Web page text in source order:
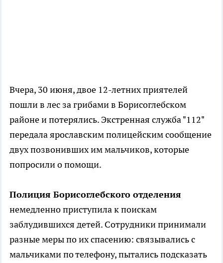
Вчера, 30 июня, двое 12-летних приятелей
пошли в лес за грибами в Борисоглебском
районе и потерялись. Экстренная служба "112"
передала ярославским полицейским сообщение
двух позвонивших им мальчиков, которые
попросили о помощи.
Полиция Борисоглебского отделения
немедленно приступила к поискам
заблудившихся детей. Сотрудники принимали
разные меры по их спасению: связывались с
мальчиками по телефону, пытались подсказать